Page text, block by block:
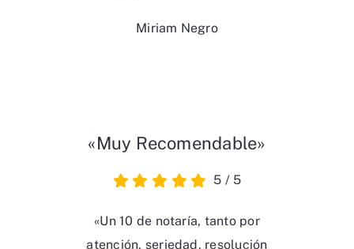
Miriam Negro
«Muy Recomendable»
5 / 5
«Un 10 de notaría, tanto por
atención, seriedad, resolución